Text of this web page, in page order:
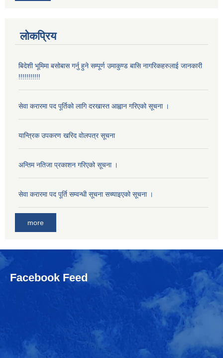
लोकप्रिय
बिदेशी भूमिमा बसोबास गर्नु हुने सम्पूर्ण उमाकुण्ड बासि नागरिकहरुलाई जानकारी
!!!!!!!!!!!
सेवा करारमा पद पूर्तिको लागि दरखास्त आह्वान गरिएको सूचना ।
यान्त्रिक उपकरण खरिद वोलपत्र सूचना
अन्तिम नतिजा प्रकाशन गरिएको सूचना ।
सेवा करारमा पद पूर्ति सम्वन्धी सूचना सच्याइएको सूचना ।
more
Facebook Feed